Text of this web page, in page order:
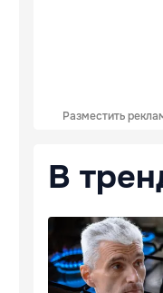
Разместить
В